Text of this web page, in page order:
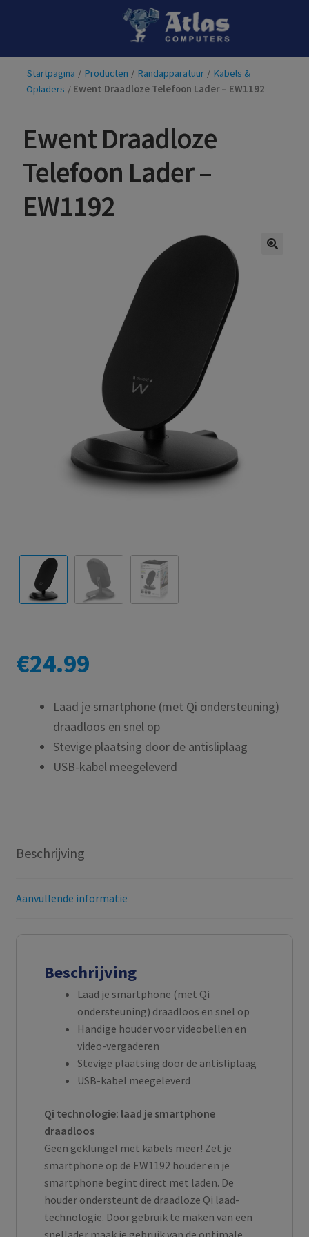
Ga
naar
navigatie
Ga
inhoud
Startpagina / Producten / Randapparatuur / Kabels &
Opladers / Ewent Draadloze Telefoon Lader – EW1192
Ewent Draadloze
Telefoon Lader –
EW1192
€24.99
Laad je smartphone (met Qi ondersteuning)
draadloos en snel op
Stevige plaatsing door de antisliplaag
USB-kabel meegeleverd
Beschrijving
Aanvullende informatie
Beschrijving
Laad je smartphone (met Qi
ondersteuning) draadloos en snel op
Handige houder voor videobellen en
video-vergaderen
Stevige plaatsing door de antisliplaag
USB-kabel meegeleverd
Qi technologie: laad je smartphone
draadloos
Geen geklungel met kabels meer! Zet je
smartphone op de EW1192 houder en je
smartphone begint direct met laden. De
houder ondersteunt de draadloze Qi laad-
technologie. Door gebruik te maken van een
snellader maak je gebruik van de optimale